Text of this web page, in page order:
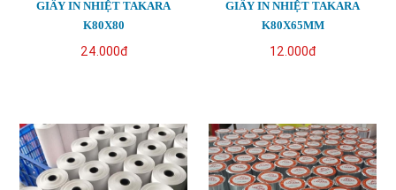
GIẤY IN NHIỆT TAKARA
K80X80
24.000đ
GIẤY IN NHIỆT TAKARA
K80X65MM
12.000đ